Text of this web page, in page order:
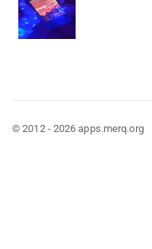
© 2012 - 2026 apps.merq.org